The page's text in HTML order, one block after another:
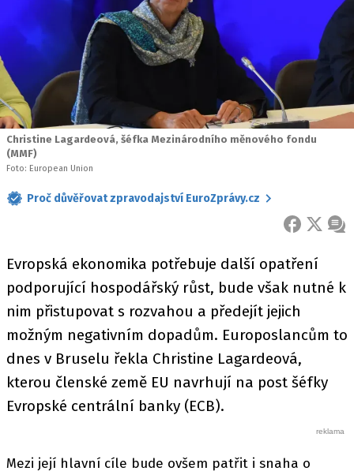
Christine Lagardeová, šéfka Mezinárodního měnového fondu
(MMF)
Foto: European Union
Proč důvěřovat zpravodajství EuroZprávy.cz
FACEBOOK
X
Evropská ekonomika potřebuje další opatření
podporující hospodářský růst, bude však nutné k
nim přistupovat s rozvahou a předejít jejich
možným negativním dopadům. Europoslancům to
dnes v Bruselu řekla Christine Lagardeová,
kterou členské země EU navrhují na post šéfky
Evropské centrální banky (ECB).
Mezi její hlavní cíle bude ovšem patřit i snaha o